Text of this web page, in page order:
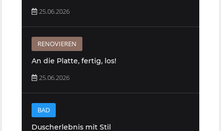
25.06.2026
RENOVIEREN
An die Platte, fertig, los!
25.06.2026
BAD
Duscherlebnis mit Stil